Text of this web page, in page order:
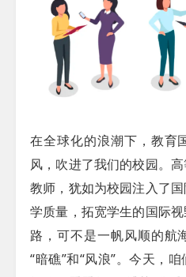
在全球化的浪潮下，教育
风，吹进了我们的校园。
教师，犹如为校园注入了
学质量，拓宽学生的国际
路，可不是一帆风顺的航
“暗礁”和“风浪”。今天，